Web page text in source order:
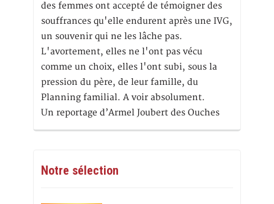
des femmes ont accepté de témoigner des
souffrances qu'elle endurent après une IVG,
un souvenir qui ne les lâche pas.
L'avortement, elles ne l'ont pas vécu
comme un choix, elles l'ont subi, sous la
pression du père, de leur famille, du
Planning familial. A voir absolument.
Un reportage d’Armel Joubert des Ouches
Notre sélection